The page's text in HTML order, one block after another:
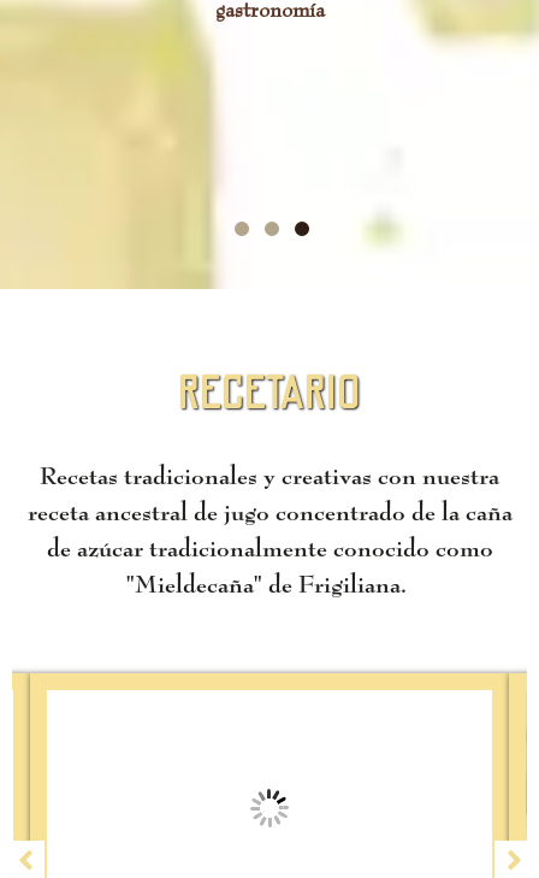
gastronomía
recetario
Recetas tradicionales y creativas con nuestra
receta ancestral de jugo concentrado de la caña
de azúcar tradicionalmente conocido como
"Mieldecaña" de Frigiliana.